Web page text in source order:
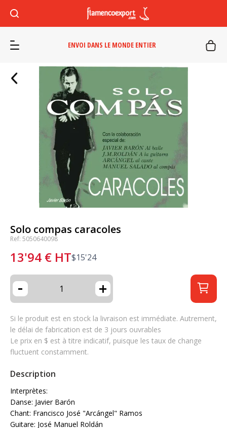
ENVOI DANS LE MONDE ENTIER
Solo compas caracoles
Ref: 5050640098
13'94 € HT$15'24
- +
Si le produit est en stock la livraison est immédiate. Autrement,
le délai de fabrication est de 3 jours ouvrables
Le prix en $ est à titre indicatif, puisque les taux de change
fluctuent constamment.
Description
Interprètes:
Danse: Javier Barón
Chant: Francisco José "Arcángel" Ramos
Guitare: José Manuel Roldán